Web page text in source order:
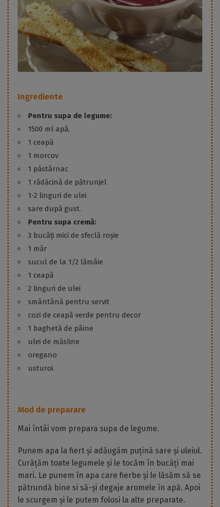
Ingrediente
Pentru supa de legume:
1500 ml apă,
1 ceapă
1 morcov
1 păstârnac
1 rădăcină de pătrunjel
1-2 linguri de ulei
sare după gust.
Pentru supa cremă:
3 bucăți mici de sfeclă roșie
1 măr
sucul de la 1/2 lămâie
1 ceapă
2 linguri de ulei
smântână pentru servit
cozi de ceapă verde pentru decor
1 baghetă de pâine
ulei de măsline
oregano
usturoi.
Mod de preparare
Mai întâi vom prepara supa de legume.
Punem apa la fiert și adăugăm puțină sare și uleiul.
Curățăm toate legumele și le tocăm în bucăți mai
mari. Le punem în apa care fierbe și le lăsăm să se
pătrundă bine si să-și degaje aromele în apă. Apoi
le scurgem și le putem folosi la alte preparate.